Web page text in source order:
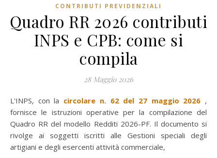
CONTRIBUTI PREVIDENZIALI
Quadro RR 2026 contributi
INPS e CPB: come si
compila
28 Maggio 2026
L'INPS, con la circolare n. 62 del 27 maggio 2026 ,
fornisce le istruzioni operative per la compilazione del
Quadro RR del modello Redditi 2026-PF. Il documento si
rivolge ai soggetti iscritti alle Gestioni speciali degli
artigiani e degli esercenti attività commerciale,